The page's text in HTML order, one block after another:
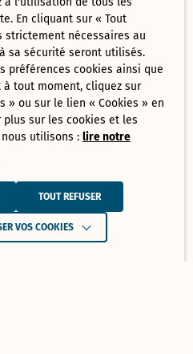
En cliquant sur « Tout
strictement nécessaires au
sa sécurité seront utilisés.
préférences cookies ainsi que
tout moment, cliquez sur
» ou sur le lien « Cookies » en
plus sur les cookies et les
nous utilisons :lire notre
TOUT REFUSER
VOS COOKIES